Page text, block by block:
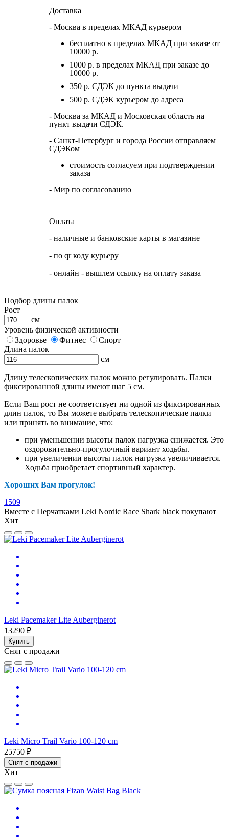
Доставка
- Москва в пределах МКАД курьером
бесплатно в пределах МКАД при заказе от
10000 р.
1000 р. в пределах МКАД при заказе до
10000 р.
350 р. СДЭК до пункта выдачи
500 р. СДЭК курьером до адреса
- Москва за МКАД и Московская область на
пункт выдачи СДЭК.
- Санкт-Петербург и города России отправляем
СДЭКом
стоимость согласуем при подтверждении
заказа
- Мир по согласованию
Оплата
- наличные и банковские карты в магазине
- по qr коду курьеру
- онлайн - вышлем ссылку на оплату заказа
Подбор длины палок
Рост
см
Уровень физической активности
Здоровье
Фитнес
Спорт
Длина палок
см
Длину телескопических палок можно регулировать. Палки
фиксированной длины имеют шаг 5 см.
Если Ваш рост не соответствует ни одной из фиксированных
длин палок, то Вы можете выбрать телескопические палки
или принять во внимание, что:
при уменьшении высоты палок нагрузка снижается. Это
оздоровительно-прогулочный вариант ходьбы.
при увеличении высоты палок нагрузка увеличивается.
Ходьба приобретает спортивный характер.
Хороших Вам прогулок!
1509
Вместе с Перчатками Leki Nordic Race Shark black покупают
Хит
Leki Pacemaker Lite Auberginerot
13290 ₽
Купить
Снят с продажи
Leki Micro Trail Vario 100-120 cm
25750 ₽
Снят с продажи
Хит